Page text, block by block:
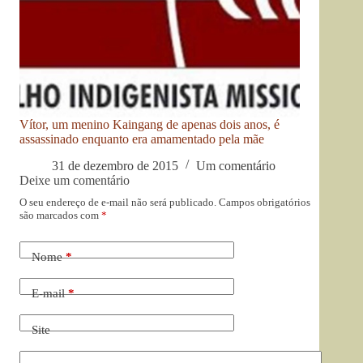
Vítor, um menino Kaingang de apenas dois anos, é
assassinado enquanto era amamentado pela mãe
31 de dezembro de 2015
Um comentário
Deixe um comentário
O seu endereço de e-mail não será publicado. Campos obrigatórios
são marcados com *
Nome*
E-mail*
Site